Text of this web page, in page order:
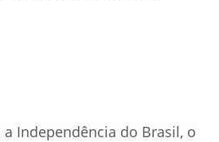
Independência do Brasil, o